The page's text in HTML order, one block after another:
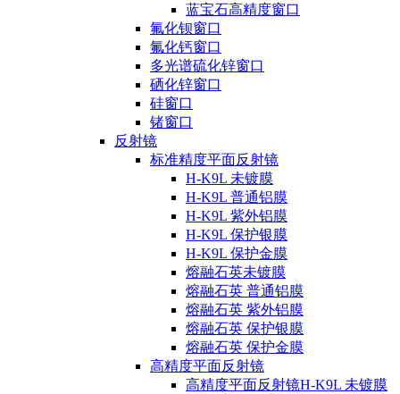
蓝宝石高精度窗口
氟化钡窗口
氟化钙窗口
多光谱硫化锌窗口
硒化锌窗口
硅窗口
锗窗口
反射镜
标准精度平面反射镜
H-K9L 未镀膜
H-K9L 普通铝膜
H-K9L 紫外铝膜
H-K9L 保护银膜
H-K9L 保护金膜
熔融石英未镀膜
熔融石英 普通铝膜
熔融石英 紫外铝膜
熔融石英 保护银膜
熔融石英 保护金膜
高精度平面反射镜
高精度平面反射镜H-K9L 未镀膜